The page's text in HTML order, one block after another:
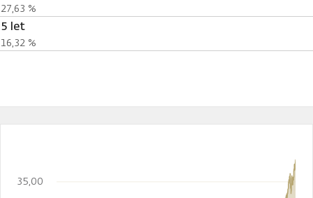
27,63 %
5 let
16,32 %
35,00